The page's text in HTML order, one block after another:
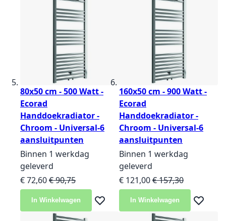
80x50 cm - 500 Watt -
Ecorad
Handdoekradiator -
Chroom - Universal-6
aansluitpunten
Binnen 1 werkdag
geleverd
Speciale prijs
€ 72,60Normale prijs
€ 90,75
In Winkelwagen Voeg toe aan verlanglijst
160x50 cm - 900 Watt -
Ecorad
Handdoekradiator -
Chroom - Universal-6
aansluitpunten
Binnen 1 werkdag
geleverd
Speciale prijs
€ 121,00Normale prijs
€ 157,30
In Winkelwagen Voeg